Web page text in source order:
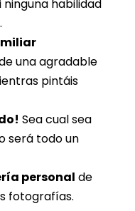
ninguna habilidad
una agradable
pintáis
Sea cual sea
será todo un
personal de
fotografías.